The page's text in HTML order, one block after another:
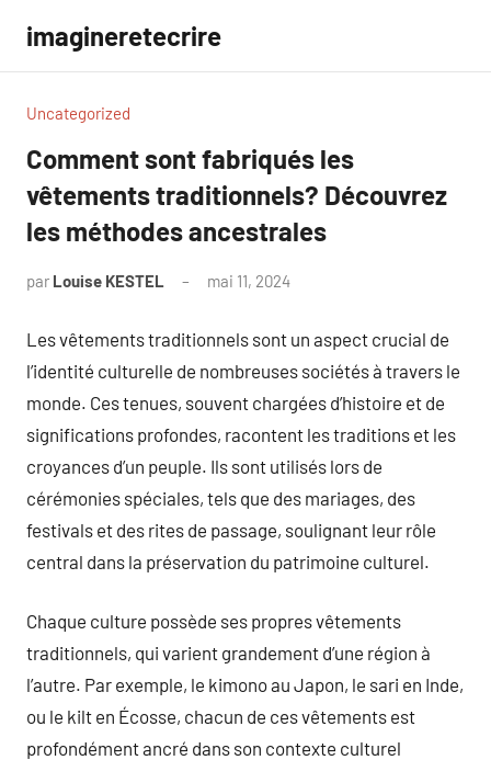
contenu
imagineretecrire
Uncategorized
Comment sont fabriqués les
vêtements traditionnels? Découvrez
les méthodes ancestrales
par Louise KESTEL mai 11, 2024
Les vêtements traditionnels sont un aspect crucial de
l’identité culturelle de nombreuses sociétés à travers le
monde. Ces tenues, souvent chargées d’histoire et de
significations profondes, racontent les traditions et les
croyances d’un peuple. Ils sont utilisés lors de
cérémonies spéciales, tels que des mariages, des
festivals et des rites de passage, soulignant leur rôle
central dans la préservation du patrimoine culturel.
Chaque culture possède ses propres vêtements
traditionnels, qui varient grandement d’une région à
l’autre. Par exemple, le kimono au Japon, le sari en Inde,
ou le kilt en Écosse, chacun de ces vêtements est
profondément ancré dans son contexte culturel